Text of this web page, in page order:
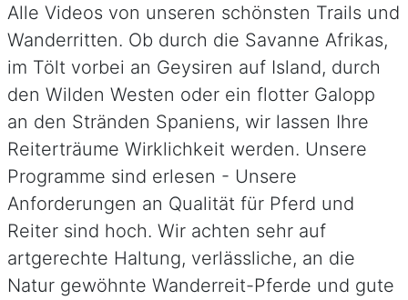
Alle Videos von unseren schönsten Trails und
Wanderritten. Ob durch die Savanne Afrikas,
im Tölt vorbei an Geysiren auf Island, durch
den Wilden Westen oder ein flotter Galopp
an den Stränden Spaniens, wir lassen Ihre
Reiterträume Wirklichkeit werden. Unsere
Programme sind erlesen - Unsere
Anforderungen an Qualität für Pferd und
Reiter sind hoch. Wir achten sehr auf
artgerechte Haltung, verlässliche, an die
Natur gewöhnte Wanderreit-Pferde und gute